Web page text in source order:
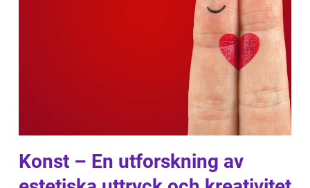
Konst – En utforskning av